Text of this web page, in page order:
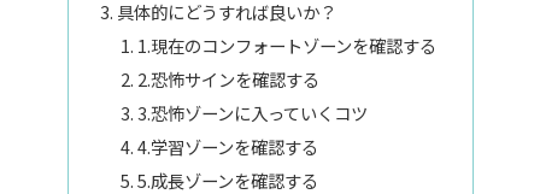
具体的にどうすれば良いか？
1.現在のコンフォートゾーンを確認する
2.恐怖サインを確認する
3.恐怖ゾーンに入っていくコツ
4.学習ゾーンを確認する
5.成長ゾーンを確認する